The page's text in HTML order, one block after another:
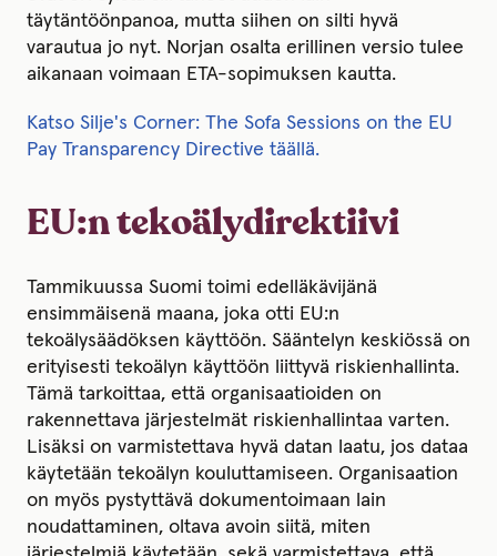
täytäntöönpanoa, mutta siihen on silti hyvä
varautua jo nyt. Norjan osalta erillinen versio tulee
aikanaan voimaan ETA-sopimuksen kautta.
Katso Silje's Corner: The Sofa Sessions on the EU
Pay Transparency Directive täällä.
EU:n tekoälydirektiivi
Tammikuussa Suomi toimi edelläkävijänä
ensimmäisenä maana, joka otti EU:n
tekoälysäädöksen käyttöön. Sääntelyn keskiössä on
erityisesti tekoälyn käyttöön liittyvä riskienhallinta.
Tämä tarkoittaa, että organisaatioiden on
rakennettava järjestelmät riskienhallintaa varten.
Lisäksi on varmistettava hyvä datan laatu, jos dataa
käytetään tekoälyn kouluttamiseen. Organisaation
on myös pystyttävä dokumentoimaan lain
noudattaminen, oltava avoin siitä, miten